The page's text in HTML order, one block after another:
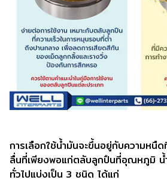
การเลือกใช้น้ำมันจะขึ้นอยู่กับความหนื
ลื่นที่เพียงพอแก่ตลับลูกปืนที่อุณหภูมิ น้
ทั่วไปแบ่งเป็น 3 ชนิด ได้แก่